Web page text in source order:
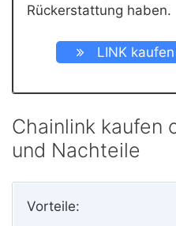
Rückerstattung haben.
LINK
Chainlink kaufen
und Nachteile
Vorteile: